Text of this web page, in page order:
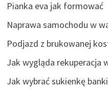
Pianka eva jak formować
Naprawa samochodu w
Podjazd z brukowanej
Jak wygląda rekuperacja
Jak wybrać sukienkę